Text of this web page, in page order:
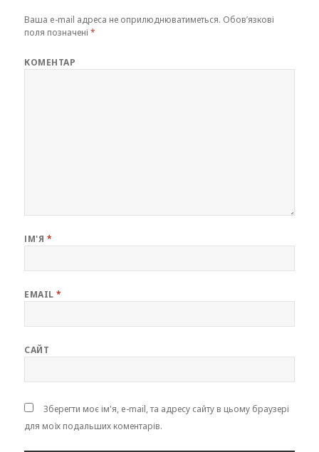
Ваша e-mail адреса не оприлюднюватиметься. Обов’язкові
поля позначені*
КОМЕНТАР
ІМ'Я *
EMAIL*
САЙТ
Зберегти моє ім'я, e-mail, та адресу сайту в цьому браузері
для моїх подальших коментарів.